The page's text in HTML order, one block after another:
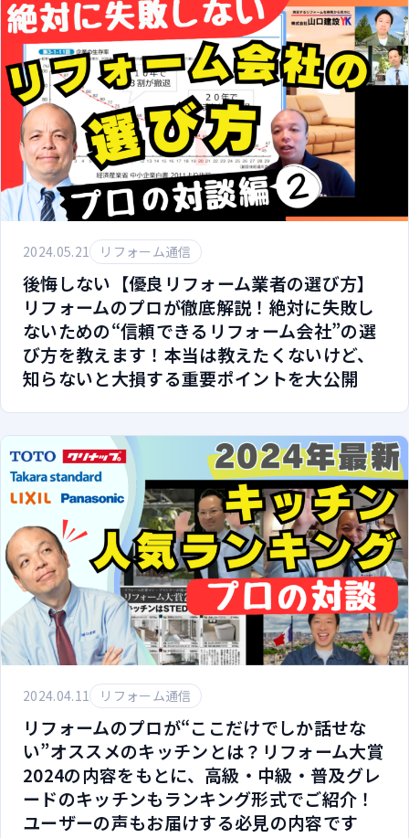
2024.05.21 リフォーム通信
後悔しない【優良リフォーム業者の選び方】
リフォームのプロが徹底解説！絶対に失敗し
ないための“信頼できるリフォーム会社”の選
び方を教えます！本当は教えたくないけど、
知らないと大損する重要ポイントを大公開
2024.04.11 リフォーム通信
リフォームのプロが“ここだけでしか話せな
い”オススメのキッチンとは？リフォーム大賞
2024の内容をもとに、高級・中級・普及グレ
ードのキッチンもランキング形式でご紹介！
ユーザーの声もお届けする必見の内容です